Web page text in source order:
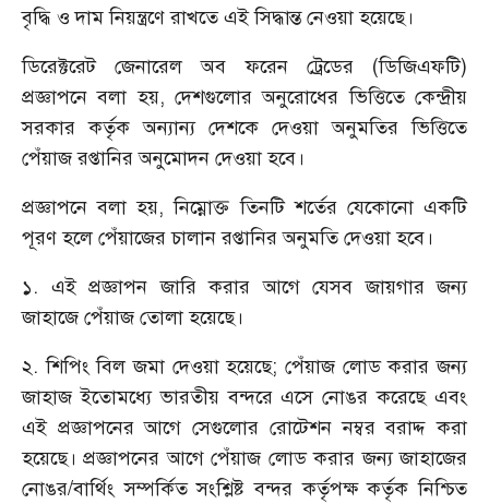
বৃদ্ধি ও দাম নিয়ন্ত্রণে রাখতে এই সিদ্ধান্ত নেওয়া হয়েছে।
ডিরেক্টরেট জেনারেল অব ফরেন ট্রেডের (ডিজিএফটি)
প্রজ্ঞাপনে বলা হয়, দেশগুলোর অনুরোধের ভিত্তিতে কেন্দ্রীয়
সরকার কর্তৃক অন্যান্য দেশকে দেওয়া অনুমতির ভিত্তিতে
পেঁয়াজ রপ্তানির অনুমোদন দেওয়া হবে।
প্রজ্ঞাপনে বলা হয়, নিম্নোক্ত তিনটি শর্তের যেকোনো একটি
পূরণ হলে পেঁয়াজের চালান রপ্তানির অনুমতি দেওয়া হবে।
১. এই প্রজ্ঞাপন জারি করার আগে যেসব জায়গার জন্য
জাহাজে পেঁয়াজ তোলা হয়েছে।
২. শিপিং বিল জমা দেওয়া হয়েছে; পেঁয়াজ লোড করার জন্য
জাহাজ ইতোমধ্যে ভারতীয় বন্দরে এসে নোঙর করেছে এবং
এই প্রজ্ঞাপনের আগে সেগুলোর রোটেশন নম্বর বরাদ্দ করা
হয়েছে। প্রজ্ঞাপনের আগে পেঁয়াজ লোড করার জন্য জাহাজের
নোঙর/বার্থিং সম্পর্কিত সংশ্লিষ্ট বন্দর কর্তৃপক্ষ কর্তৃক নিশ্চিত